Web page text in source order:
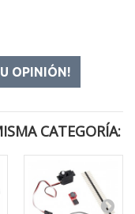
OPINIÓN!
CATEGORÍA: